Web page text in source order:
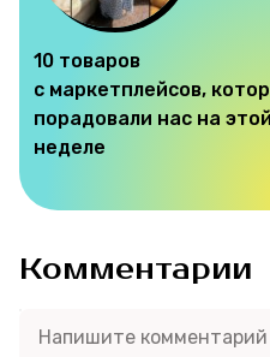
10 товаров
с маркетплейсов,
порадовали нас на этой
неделе
Комментарии